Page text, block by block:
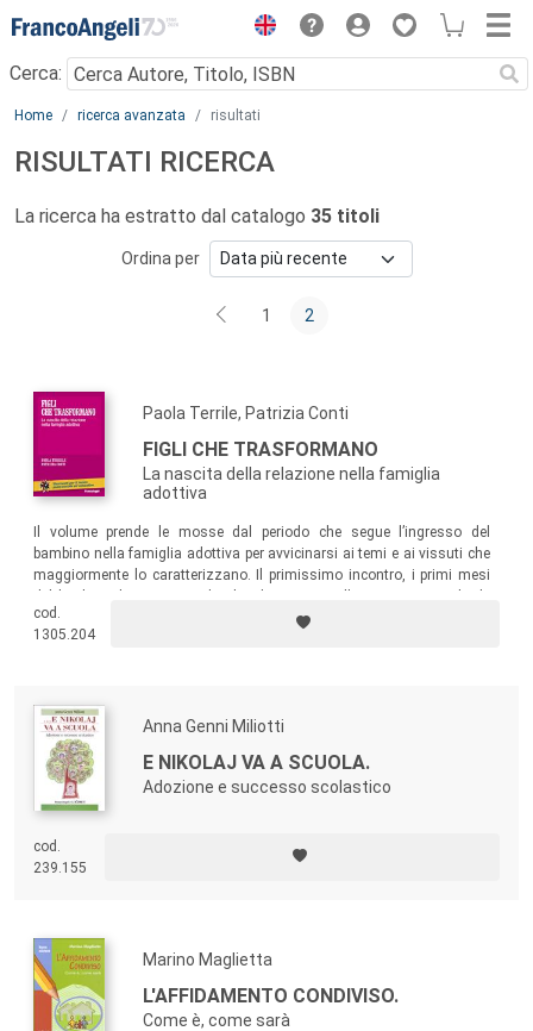
Menu
Cerca:
Main content
Home ricerca avanzata risultati
RISULTATI RICERCA
La ricerca ha estratto dal catalogo 35 titoli
Ordina per
1 2
Paola Terrile, Patrizia Conti
FIGLI CHE TRASFORMANO
La nascita della relazione nella famiglia
adottiva
Il volume prende le mosse dal periodo che segue l’ingresso del
bambino nella famiglia adottiva per avvicinarsi ai temi e ai vissuti che
maggiormente lo caratterizzano. Il primissimo incontro, i primi mesi
trasformazioni all’interno della coppia…
cod.
1305.204
Anna Genni Miliotti
E NIKOLAJ VA A SCUOLA.
Adozione e successo scolastico
cod.
239.155
Marino Maglietta
L'AFFIDAMENTO CONDIVISO.
Come è, come sarà